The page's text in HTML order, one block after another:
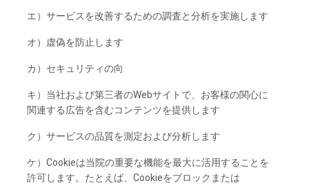
エ） サービスを改善するための調査と分析を実施し ます
オ） 虚偽を防止し ます
カ） セキュリティの向
キ） 当社および第三者のWebサイトで、お客様の関心に
関連する広告を含むコンテンツを提供し ます
ク） サービスの品質を測定および分析し ます
ケ） Cookieは当院の重要な機能を最大に活用することを
許可し ます。 たと えば、 Cookieをブロックまたは